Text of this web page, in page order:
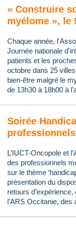
« Construire
myélome », le
Chaque année,
Journée nationale
patients et les
octobre dans 25
bien-être malgré le
de 13h30 à 18h00 à
Soirée
L’IUCT-Oncopole et
des professionnels
sur le thème
présentation du
retours
l'ARS Occitanie, des